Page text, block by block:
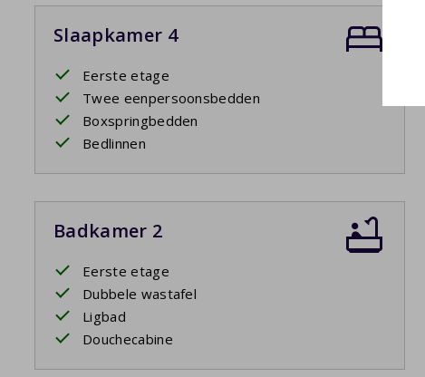
Slaapkamer 4
Eerste etage
Twee eenpersoonsbedden
Boxspringbedden
Bedlinnen
Badkamer 2
Eerste etage
Dubbele wastafel
Ligbad
Douchecabine